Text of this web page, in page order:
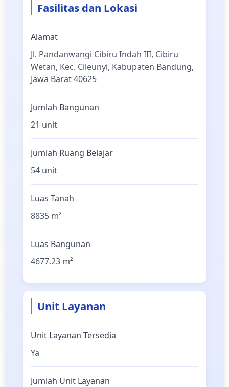
Fasilitas dan Lokasi
Alamat
Jl. Pandanwangi Cibiru Indah III, Cibiru
Wetan, Kec. Cileunyi, Kabupaten Bandung,
Jawa Barat 40625
Jumlah Bangunan
21 unit
Jumlah Ruang Belajar
54 unit
Luas Tanah
8835 m²
Luas Bangunan
4677.23 m²
Unit Layanan
Unit Layanan Tersedia
Ya
Jumlah Unit Layanan